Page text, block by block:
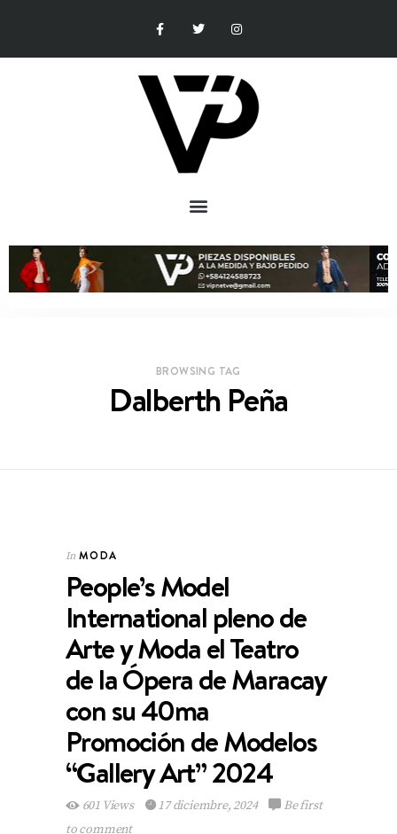
BROWSING TAG
Dalberth Peña
In MODA
People’s Model
International pleno de
Arte y Moda el Teatro
de la Ópera de Maracay
con su 40ma
Promoción de Modelos
“Gallery Art” 2024
601 Views 17 diciembre, 2024
Be first
to comment